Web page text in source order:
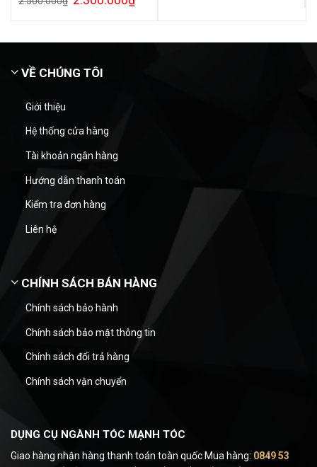
VỀ CHÚNG TÔI
Giới thiệu
Hệ thống cửa hàng
Tài khoản ngân hàng
Hướng dẫn thanh toán
Kiểm tra đơn hàng
Liên hệ
CHÍNH SÁCH BÁN HÀNG
Chính sách bảo hành
Chính sách bảo mật thông tin
Chính sách đổi trả hàng
Chính sách vận chuyển
DỤNG CỤ NGÀNH TÓC MẠNH TÓC
Giao hàng nhận hàng thanh toán toàn quốc Mua hàng: 0849 53